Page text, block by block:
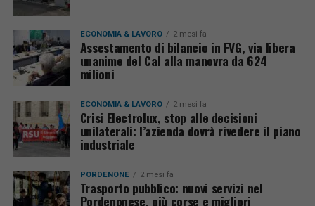
ECONOMIA & LAVORO 2 mesi fa
Assestamento di bilancio in FVG, via libera
unanime del Cal alla manovra da 624
milioni
ECONOMIA & LAVORO 2 mesi fa
Crisi Electrolux, stop alle decisioni
unilaterali: l’azienda dovrà rivedere il piano
industriale
PORDENONE 2 mesi fa
Trasporto pubblico: nuovi servizi nel
Pordenonese, più corse e migliori